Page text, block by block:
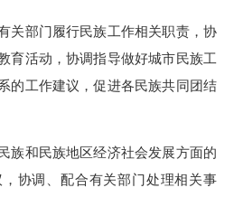
部门履行民族工作相关职责，协
育活动，协调指导做好城市民族工
的工作建议，促进各民族共同团结
和民族地区经济社会发展方面的
协调、配合有关部门处理相关事